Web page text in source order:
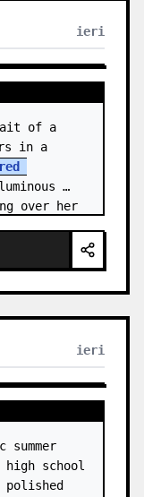
ieri
over her
ieri
school